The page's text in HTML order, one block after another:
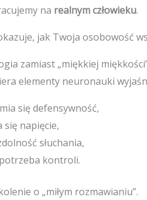
na realnym człowieku.
jak Twoja osobowość
zamiast „miękkiej
elementy neuronauki
się defensywność,
się napięcie,
słuchania,
kontroli.
o „miłym rozmawianiu”.